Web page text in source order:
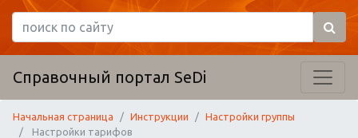
Справочный портал SeDi
Начальная страница Инструкции
Настройки группы
Настройки тарифов